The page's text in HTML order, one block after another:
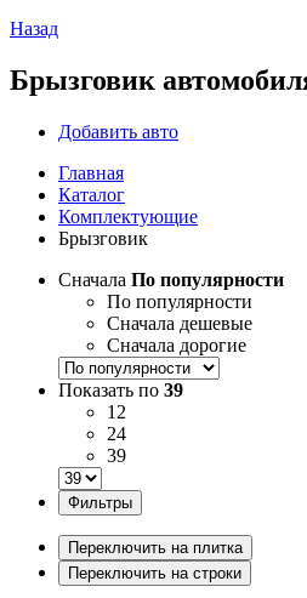
Назад
Брызговик
Добавить авто
Главная
Каталог
Комплектующие
Брызговик
Сначала По популярности
По популярности
Сначала дешевые
Сначала дорогие
Показать по 39
12
24
39
Фильтры
Переключить на плитка
Переключить на строки